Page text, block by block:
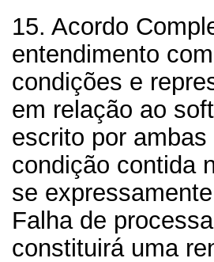
15. Acordo
entendimento
condições e
em relação ao
escrito por
condição contida
se
Falha de
constituirá uma